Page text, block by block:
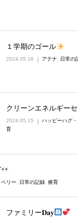
１学期のゴール
2024.05.16 アテナ, 日常の
クリーンエネルギー
2024.05.15 ハッピーハグ
育
リー 日常の記録 療育
ファミリー‪𝐃𝐚𝐲‬